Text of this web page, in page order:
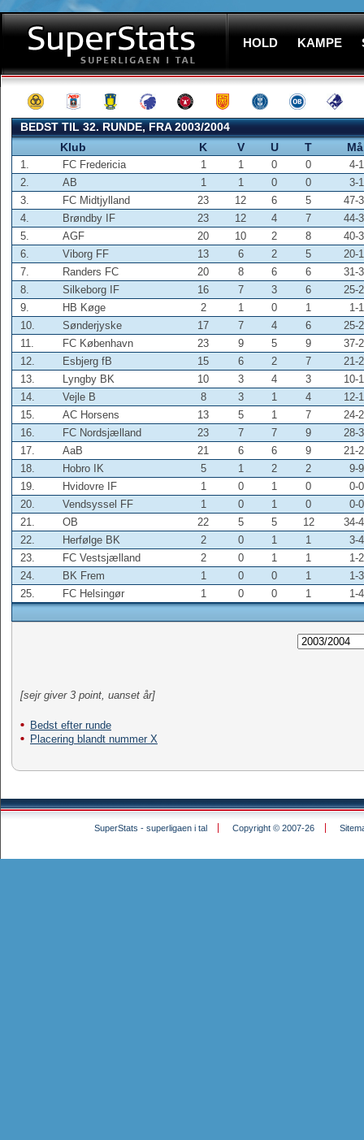
HOLD KAMPE
BEDST TIL 32. RUNDE, FRA 2003/2004
Klub
K V U T
1. FC Fredericia 1 1 0 0
4-1
2.
AB 1 1 0 0
3-1
3.
FC Midtjylland 23 12 6 5
47-
4.
Brøndby IF 23 12 4 7
44-
5.
AGF 20 10 2 8
40-
6.
Viborg FF 13 6 2 5
20-
7.
Randers FC 20 8 6 6
31-
8.
Silkeborg IF 16 7 3 6
25-
9.
HB Køge 2 1 0 1
1-1
10.
Sønderjyske 17 7 4 6
25-
11.
FC København 23 9 5 9
37-
12.
Esbjerg fB 15 6 2 7
21-
13.
Lyngby BK 10 3 4 3
10-
14.
Vejle B 8 3 1 4
12-
15.
AC Horsens 13 5 1 7
24-
16.
FC Nordsjælland 23 7 7 9
28-
17.
AaB 21 6 6 9
21-
18.
Hobro IK 5 1 2 2
9-9
19.
Hvidovre IF 1 0 1 0
0-0
20.
Vendsyssel FF 1 0 1 0
0-0
21.
OB 22 5 5 12
34-
22.
Herfølge BK 2 0 1 1
3-4
23.
FC Vestsjælland 2 0 1 1
1-2
24.
BK Frem 1 0 0 1
1-3
25.
FC Helsingør 1 0 0 1 1-4
[sejr giver 3 point, uanset år]
Bedst efter runde
Placering blandt nummer X
SuperStats - superligaen i tal Copyright © 2007-26